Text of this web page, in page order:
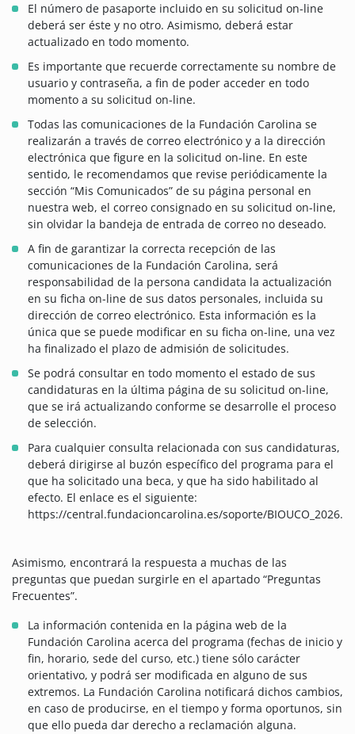
El número de pasaporte incluido en su solicitud on-line
deberá ser éste y no otro. Asimismo, deberá estar
actualizado en todo momento.
Es importante que recuerde correctamente su nombre de
usuario y contraseña, a fin de poder acceder en todo
momento a su solicitud on-line.
Todas las comunicaciones de la Fundación Carolina se
realizarán a través de correo electrónico y a la dirección
electrónica que figure en la solicitud on-line. En este
sentido, le recomendamos que revise periódicamente la
sección “Mis Comunicados” de su página personal en
nuestra web, el correo consignado en su solicitud on-line,
sin olvidar la bandeja de entrada de correo no deseado.
A fin de garantizar la correcta recepción de las
comunicaciones de la Fundación Carolina, será
responsabilidad de la persona candidata la actualización
en su ficha on-line de sus datos personales, incluida su
dirección de correo electrónico. Esta información es la
única que se puede modificar en su ficha on-line, una vez
ha finalizado el plazo de admisión de solicitudes.
Se podrá consultar en todo momento el estado de sus
candidaturas en la última página de su solicitud on-line,
que se irá actualizando conforme se desarrolle el proceso
de selección.
Para cualquier consulta relacionada con sus candidaturas,
deberá dirigirse al buzón específico del programa para el
que ha solicitado una beca, y que ha sido habilitado al
efecto. El enlace es el siguiente:
https://central.fundacioncarolina.es/soporte/BIOUCO_2026.
Asimismo, encontrará la respuesta a muchas de las
preguntas que puedan surgirle en el apartado “Preguntas
Frecuentes”.
La información contenida en la página web de la
Fundación Carolina acerca del programa (fechas de inicio y
fin, horario, sede del curso, etc.) tiene sólo carácter
orientativo, y podrá ser modificada en alguno de sus
extremos. La Fundación Carolina notificará dichos cambios,
en caso de producirse, en el tiempo y forma oportunos, sin
que ello pueda dar derecho a reclamación alguna.